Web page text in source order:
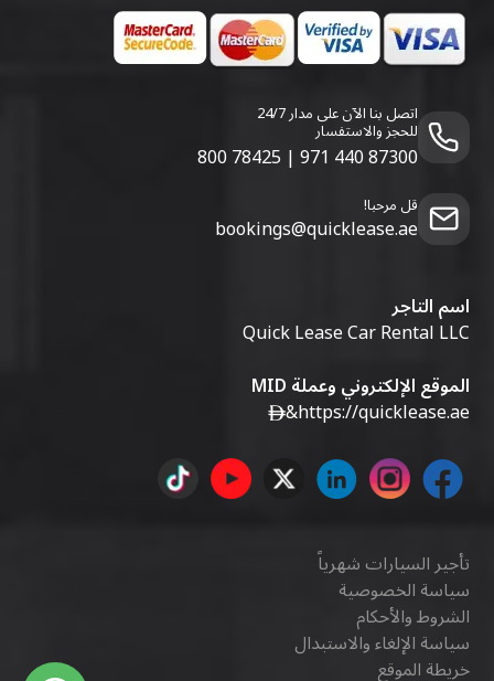
اتصل بنا الآن على مدار 24/7
للحجز والاستفسار
800 78425 | 971 440 87300
قل مرحبا!
bookings@quicklease.ae
اسم التاجر
Quick Lease Car Rental LLC
الموقع الإلكتروني وعملة MID
https://quicklease.ae
&
تأجير السيارات شهرياً
سياسة الخصوصية
الشروط والأحكام
سياسة الإلغاء والاستبدال
خريطة الموقع